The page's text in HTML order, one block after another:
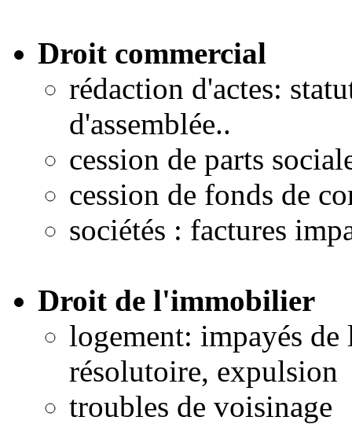
Droit commercial
rédaction d'actes:
d'assemblée..
cession de parts
cession de fonds de
sociétés : factures
Droit de l'immobilier
logement: impayés
résolutoire, expulsion
troubles de voisinage